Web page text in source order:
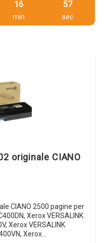
16
min
56
sec
originale CIANO
CIANO 2500 pagine per
Xerox VERSALINK
Xerox VERSALINK
Xerox…